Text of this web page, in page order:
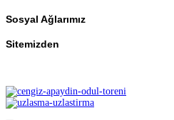
Sosyal Ağlarımız
Sitemizden